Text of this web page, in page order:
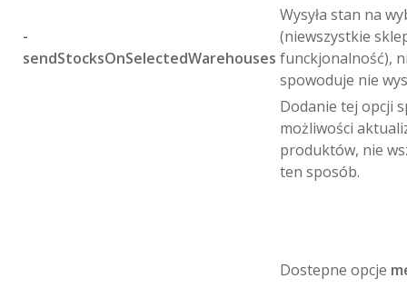
-
sendStocksOnSelectedWarehouses
Wysyła stan na
(niewszystkie
funckjonalność),
spowoduje nie
Dodanie tej opcji
możliwości
produktów, nie
ten sposób.
Dostepne opcje